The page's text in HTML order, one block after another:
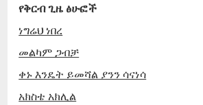
የቅርብ ጊዜ ፅሁፎች
ነግሬህ ነበረ
መልካም ጋብቻ
ቀኑ እንዴት ይመሻል ያንን ሳናነሳ
አክስቴ አክሊል